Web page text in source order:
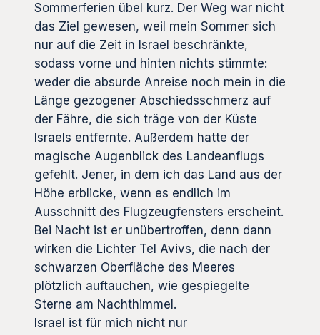
Sommerferien übel kurz. Der Weg war nicht
das Ziel gewesen, weil mein Sommer sich
nur auf die Zeit in Israel beschränkte,
sodass vorne und hinten nichts stimmte:
weder die absurde Anreise noch mein in die
Länge gezogener Abschiedsschmerz auf
der Fähre, die sich träge von der Küste
Israels entfernte. Außerdem hatte der
magische Augenblick des Landeanflugs
gefehlt. Jener, in dem ich das Land aus der
Höhe erblicke, wenn es endlich im
Ausschnitt des Flugzeugfensters erscheint.
Bei Nacht ist er unübertroffen, denn dann
wirken die Lichter Tel Avivs, die nach der
schwarzen Oberfläche des Meeres
plötzlich auftauchen, wie gespiegelte
Sterne am Nachthimmel.
Israel ist für mich nicht nur